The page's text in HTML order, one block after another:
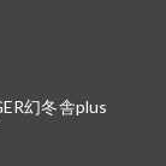
幻冬舎plus